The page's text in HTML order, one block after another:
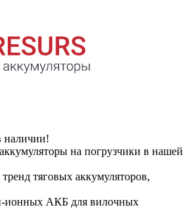
наличии!
на погрузчики в нашей
тяговых аккумуляторов,
ионных АКБ для вилочных